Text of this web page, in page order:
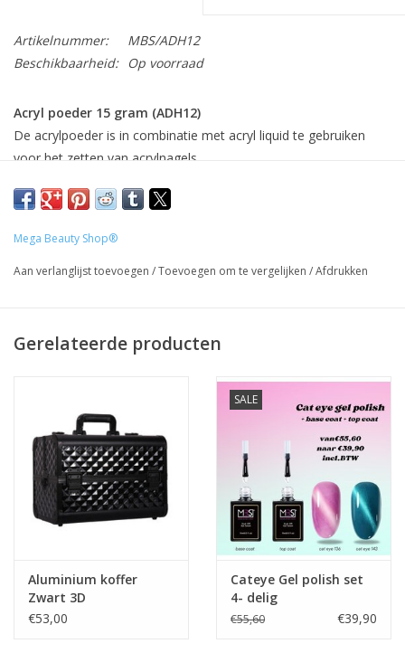
Artikelnummer:
MBS/ADH12
Beschikbaarheid:
Op voorraad
Acryl poeder 15 gram (ADH12)
De acrylpoeder is in combinatie met acryl liquid te gebruiken
voor het zetten van acrylnagels.
Inhoud: 15gram.
de daadwerkelijke product kleur. Dit heeft te maken met hoe de
kleuren op je computer zijn ingesteld alsmede het type
Mega Beauty Shop®
Aan verlanglijst toevoegen /Toevoegen om te vergelijken /Afdrukken
Gerelateerde producten
Aluminium koffer
Zwart 3D
€53,00
SALE
Cateye Gel polish set
4- delig
€55,60 €39,90